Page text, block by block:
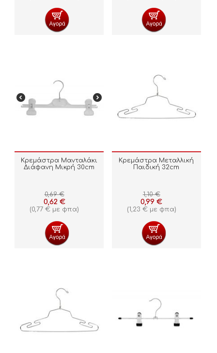
Κρεμάστρα Μανταλάκι
Διάφανη Μικρή 30cm
0,69 €
0,62 €
(0,77 € με φπα)
Κρεμάστρα Μεταλλική
Παιδική 32cm
1,10 €
0,99 €
(1,23 €με φπα)